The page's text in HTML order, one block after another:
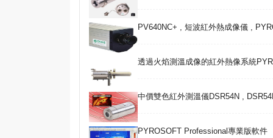
PV640NC+ , 短波紅外熱成像儀 ,
透過火焰測溫成像的紅外熱像系統
中價雙色紅外測溫儀DSR54N ,
PYROSOFT Professional專業版軟件